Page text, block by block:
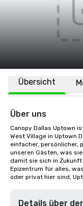
Übersicht
Über uns
Canopy Dallas Uptown
West Village in Uptown
einfacher, persönlicher,
unseren Gästen, was
damit sie sich in
Epizentrum für alles,
oder privat hier sind,
Details über